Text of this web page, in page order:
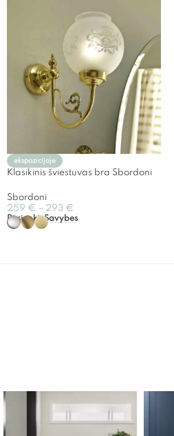
ekspozicijoje
Klasikinis šviestuvas bra Sbordoni
Sbordoni
259 € – 293 €
Pasirinkti Savybes